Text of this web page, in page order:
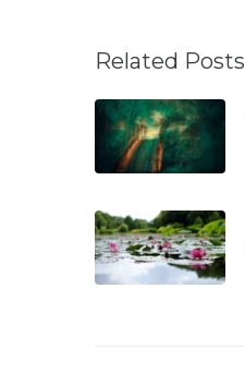
Related Posts